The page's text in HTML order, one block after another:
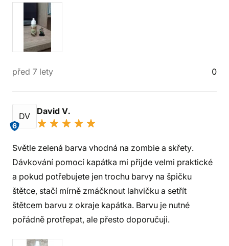
před 7 lety 0
DV
6
David V.
Světle zelená barva vhodná na zombie a skřety.
Dávkování pomocí kapátka mi přijde velmi praktické
a pokud potřebujete jen trochu barvy na špičku
štětce, stačí mírně zmáčknout lahvičku a setřít
štětcem barvu z okraje kapátka. Barvu je nutné
pořádně protřepat, ale přesto doporučuji.